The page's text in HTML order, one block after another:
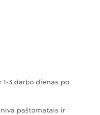
3 darbo dienas po
paštomatais ir